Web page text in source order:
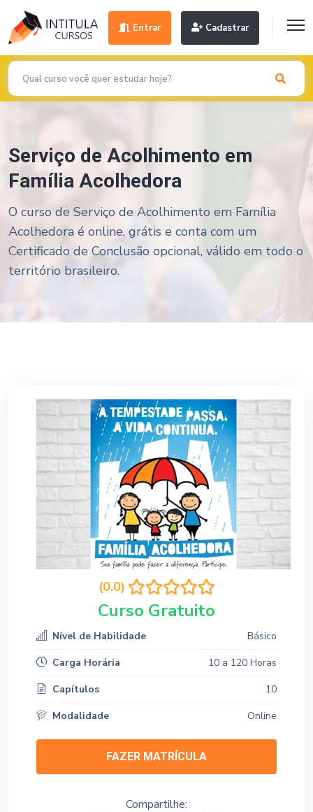
Entrar Cadastrar
Serviço de Acolhimento em
Família Acolhedora
O curso de Serviço de Acolhimento em Família
Acolhedora é online, grátis e conta com um
Certificado de Conclusão opcional, válido em todo o
território brasileiro.
(0.0)
Curso Gratuito
Nível de Habilidade
Básico
Carga Horária
10 a 120 Horas
Capítulos
10
Modalidade
Online
FAZER MATRÍCULA
Compartilhe: